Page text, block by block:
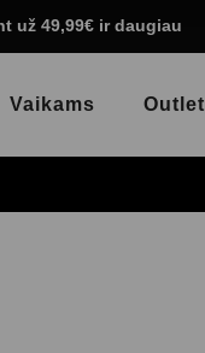
už 49,99€ ir daugiau
Vaikams Outlet